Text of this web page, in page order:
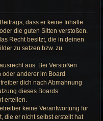
dass er keine Inhalte
die guten Sitten verstoßen.
Recht besitzt, die in deinen
zu setzen bzw. zu
aus. Bei Verstößen
anderer im Board
dich nach Abmahnung
dieses Boards
erteilen.
keine Verantwortung für
die er nicht selbst erstellt hat